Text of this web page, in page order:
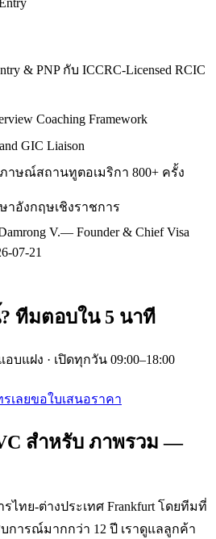
& PNP กับ ICCRC-Licensed RCIC
Coaching Framework
GIC Liaison
าษณ์สถานทูตอเมริกา 800+ ครั้ง
ษาอังกฤษเชิงราชการ
V.— Founder & Chief Visa
07-21
ทีมตอบใน 5 นาที
แฝง · เปิดทุกวัน 09:00–18:00
เลยขอใบเสนอราคา
สำหรับ ภาพรวม —
รไทย-ต่างประเทศ Frankfurt โดยทีมที่
การณ์มากกว่า 12 ปี เราดูแลลูกค้า